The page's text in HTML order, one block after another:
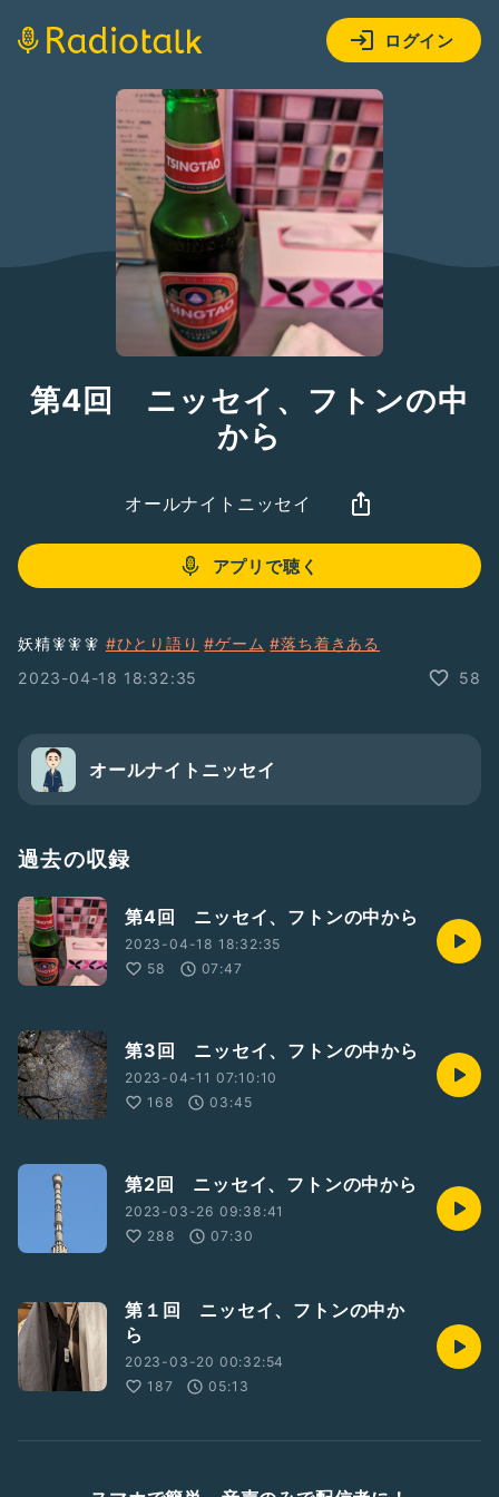
ログイン
第4回 ニッセイ、フトンの中
から
オールナイトニッセイ
アプリで聴く
妖精🧚🧚🧚 #ひとり語り #ゲーム #落ち着きある
2023-04-18 18:32:35
58
オールナイトニッセイ
過去の収録
第4回 ニッセイ、フトンの中から
2023-04-18 18:32:35
58
07:47
第3回 ニッセイ、フトンの中から
2023-04-11 07:10:10
168
03:45
第2回 ニッセイ、フトンの中から
2023-03-26 09:38:41
288
07:30
第１回 ニッセイ、フトンの中か
ら
2023-03-20 00:32:54
187
05:13